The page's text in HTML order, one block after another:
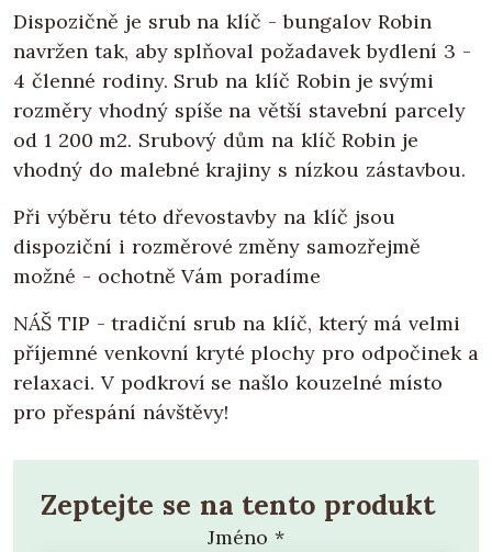
Dispozičně je srub na klíč - bungalov Robin
navržen tak, aby splňoval požadavek bydlení 3 -
4 členné rodiny. Srub na klíč Robin je svými
rozměry vhodný spíše na větší stavební parcely
od 1 200 m2. Srubový dům na klíč Robin je
vhodný do malebné krajiny s nízkou zástavbou.
Při výběru této dřevostavby na klíč jsou
dispoziční i rozměrové změny samozřejmě
možné - ochotně Vám poradíme
NÁŠ TIP - tradiční srub na klíč, který má velmi
příjemné venkovní kryté plochy pro odpočinek a
relaxaci. V podkroví se našlo kouzelné místo
pro přespání návštěvy!
Zeptejte se na tento produkt
Jméno *